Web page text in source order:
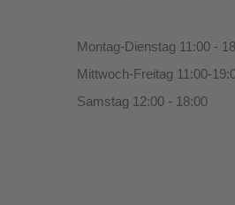
Montag-Dienstag 11:00 -
Mittwoch-Freitag 11:00-
Samstag 12:00 - 18:00